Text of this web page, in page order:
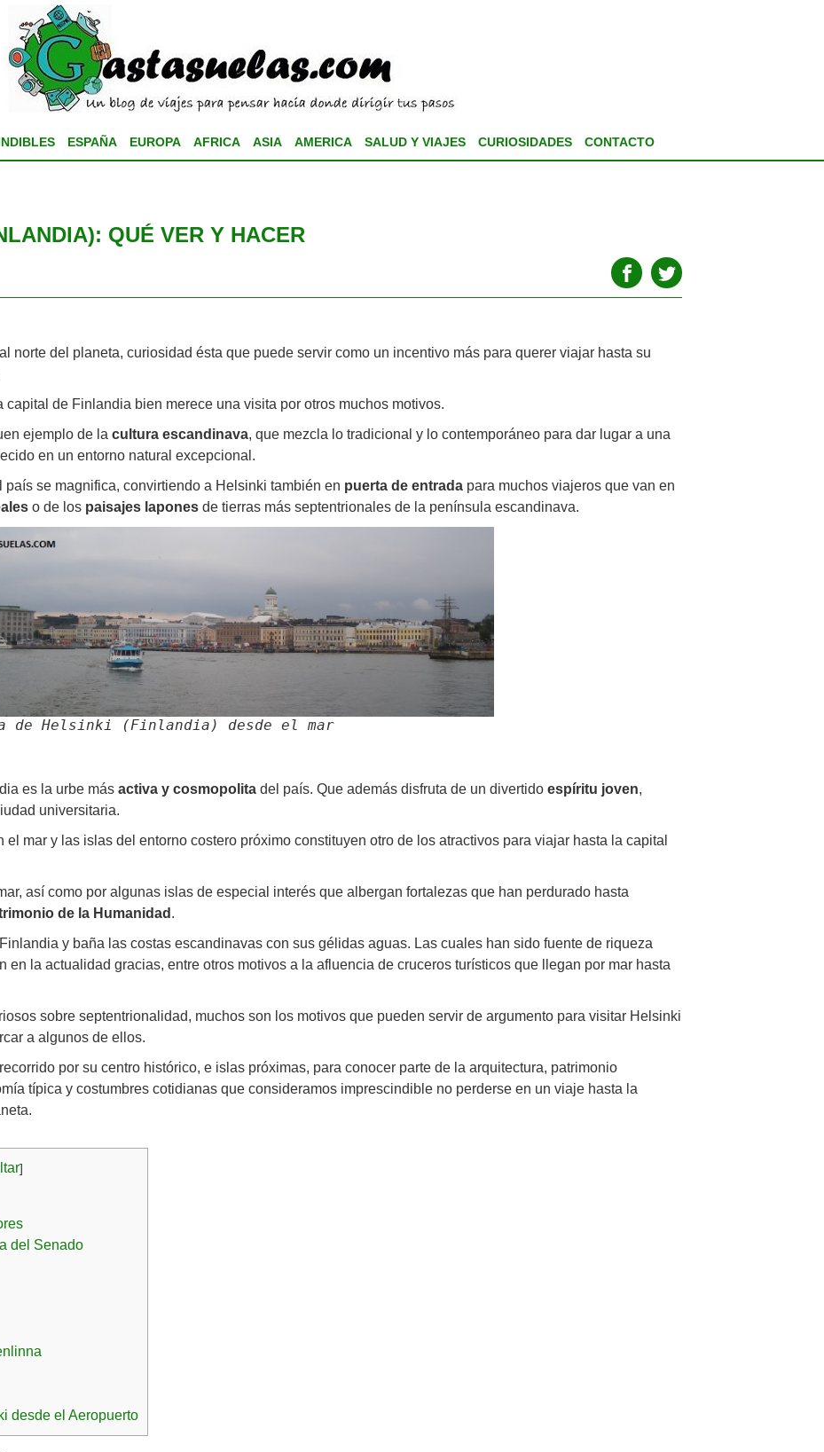
ESPAÑA EUROPA AFRICA ASIA AMERICA SALUD Y VIAJES CURIOSIDADES CONTACTO
QUÉ VER Y HACER
norte del planeta, curiosidad ésta que puede servir como un incentivo más para querer viajar hasta su
capital de Finlandia bien merece una visita por otros muchos motivos.
ejemplo de la cultura escandinava, que mezcla lo tradicional y lo contemporáneo para dar lugar a una
en un entorno natural excepcional.
se magnifica, convirtiendo a Helsinki también en puerta de entrada para muchos viajeros que van en
o de los paisajes lapones de tierras más septentrionales de la península escandinava.
de Helsinki (Finlandia) desde el mar
es la urbe más activa y cosmopolita del país. Que además disfruta de un divertido espíritu joven,
universitaria.
el mar y las islas del entorno costero próximo constituyen otro de los atractivos para viajar hasta la capital
así como por algunas islas de especial interés que albergan fortalezas que han perdurado hasta
de la Humanidad .
y baña las costas escandinavas con sus gélidas aguas. Las cuales han sido fuente de riqueza
en la actualidad gracias, entre otros motivos a la afluencia de cruceros turísticos que llegan por mar hasta
sobre septentrionalidad, muchos son los motivos que pueden servir de argumento para visitar Helsinki
a algunos de ellos.
por su centro histórico, e islas próximas, para conocer parte de la arquitectura, patrimonio
típica y costumbres cotidianas que consideramos imprescindible no perderse en un viaje hasta la
]
del Senado
desde el Aeropuerto